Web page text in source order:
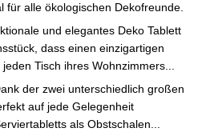
für alle ökologischen Dekofreunde.
und elegantes Deko Tablett
dass einen einzigartigen
Tisch ihres Wohnzimmers...
der zwei unterschiedlich großen
auf jede Gelegenheit
als Obstschalen...